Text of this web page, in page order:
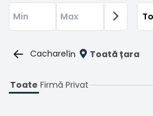
Favorite
Cacharelîn Toată țara
Toate Firmă Privat